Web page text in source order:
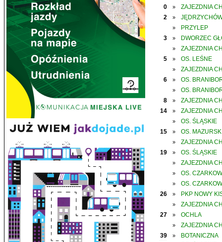
0 »
ZAJEZDNIA
2
»
»
PRZYLEP
3
» DWORZEC
»
ZAJEZDNIA
5
» OS. LEŚNE
»
ZAJEZDNIA
6
» OS.
»
OS.
8
»
ZAJEZDNIA
14
» ZAJEZDNIA
»
OS. ŚLĄSKIE
15
» OS.
»
ZAJEZDNIA
19
» OS. ŚLĄSKIE
» ZAJEZDNIA
» OS.
»
OS.
26
» PKP NOWY
»
ZAJEZDNIA
27
» OCHLA
»
ZAJEZDNIA
39
»
BOTANICZNA